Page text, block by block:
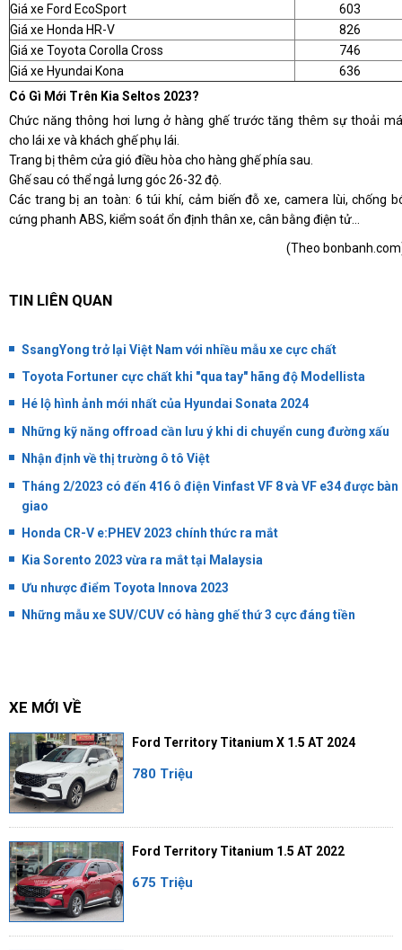
Giá xe Ford EcoSport
603
Giá xe Honda HR-V
826
Giá xe Toyota Corolla Cross
746
Giá xe Hyundai Kona
636
Có Gì Mới Trên Kia Seltos 2023?
Chức năng thông hơi lưng ở hàng ghế trước tăng thêm sự thoải
cho lái xe và khách ghế phụ lái.
Trang bị thêm cửa gió điều hòa cho hàng ghế phía sau.
Ghế sau có thể ngả lưng góc 26-32 độ.
Các trang bị an toàn: 6 túi khí, cảm biến đỗ xe, camera lùi, chống
cứng phanh ABS, kiểm soát ổn định thân xe, cân bằng điện tử…
(Theo bonbanh.com
TIN LIÊN QUAN
SsangYong trở lại Việt Nam với nhiều mẫu xe cực chất
Toyota Fortuner cực chất khi "qua tay" hãng độ Modellista
Hé lộ hình ảnh mới nhất của Hyundai Sonata 2024
Những kỹ năng offroad cần lưu ý khi di chuyển cung đường xấu
Nhận định về thị trường ô tô Việt
Tháng 2/2023 có đến 416 ô điện Vinfast VF 8 và VF e34 được bàn
giao
Honda CR-V e:PHEV 2023 chính thức ra mắt
Kia Sorento 2023 vừa ra mắt tại Malaysia
Ưu nhược điểm Toyota Innova 2023
Những mẫu xe SUV/CUV có hàng ghế thứ 3 cực đáng tiền
XE MỚI VỀ
Ford Territory Titanium X 1.5 AT 2024
780 Triệu
Ford Territory Titanium 1.5 AT 2022
675 Triệu